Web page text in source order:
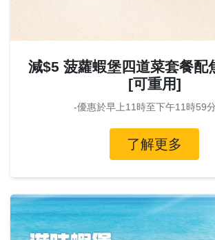
減$5 菠蘿蝦堡四道菜套餐配
[可重用]
-優惠於早上11時至下午11時59
了解更多